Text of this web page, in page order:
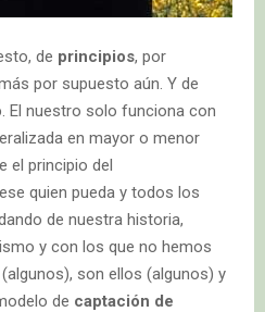
de principios, por
por supuesto aún. Y de
. El nuestro solo funciona con
en mayor o menor
el principio del
quien pueda y todos los
de nuestra historia,
y con los que no hemos
(algunos), son ellos (algunos) y
de captación de